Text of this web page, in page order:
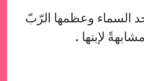
p
p e k
السماء وعظمها الرّبّ
لإبنها .